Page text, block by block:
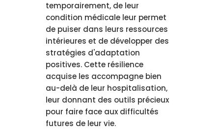
temporairement, de leur
condition médicale leur permet
de puiser dans leurs ressources
intérieures et de développer des
stratégies d'adaptation
positives. Cette résilience
acquise les accompagne bien
au-delà de leur hospitalisation,
leur donnant des outils précieux
pour faire face aux difficultés
futures de leur vie.